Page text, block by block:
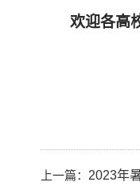
欢迎各高
上一篇： 2023年